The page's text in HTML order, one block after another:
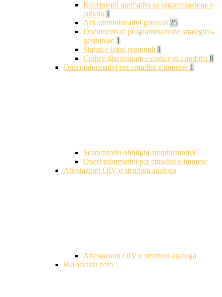
Riferimenti normativi su organizzazione e
attività 1
Atti amministrativi generali 25
Documenti di programmazione strategico-
gestionale 1
Statuti e leggi regionali 1
Codice disciplinare e codice di condotta 8
Oneri informativi per cittadini e imprese 1
Scadenzario obblighi amministrativi
Oneri informativi per cittadini e imprese
Attestazioni OIV o struttura analoga
Attestazioni OIV o struttura analoga
Burocrazia zero